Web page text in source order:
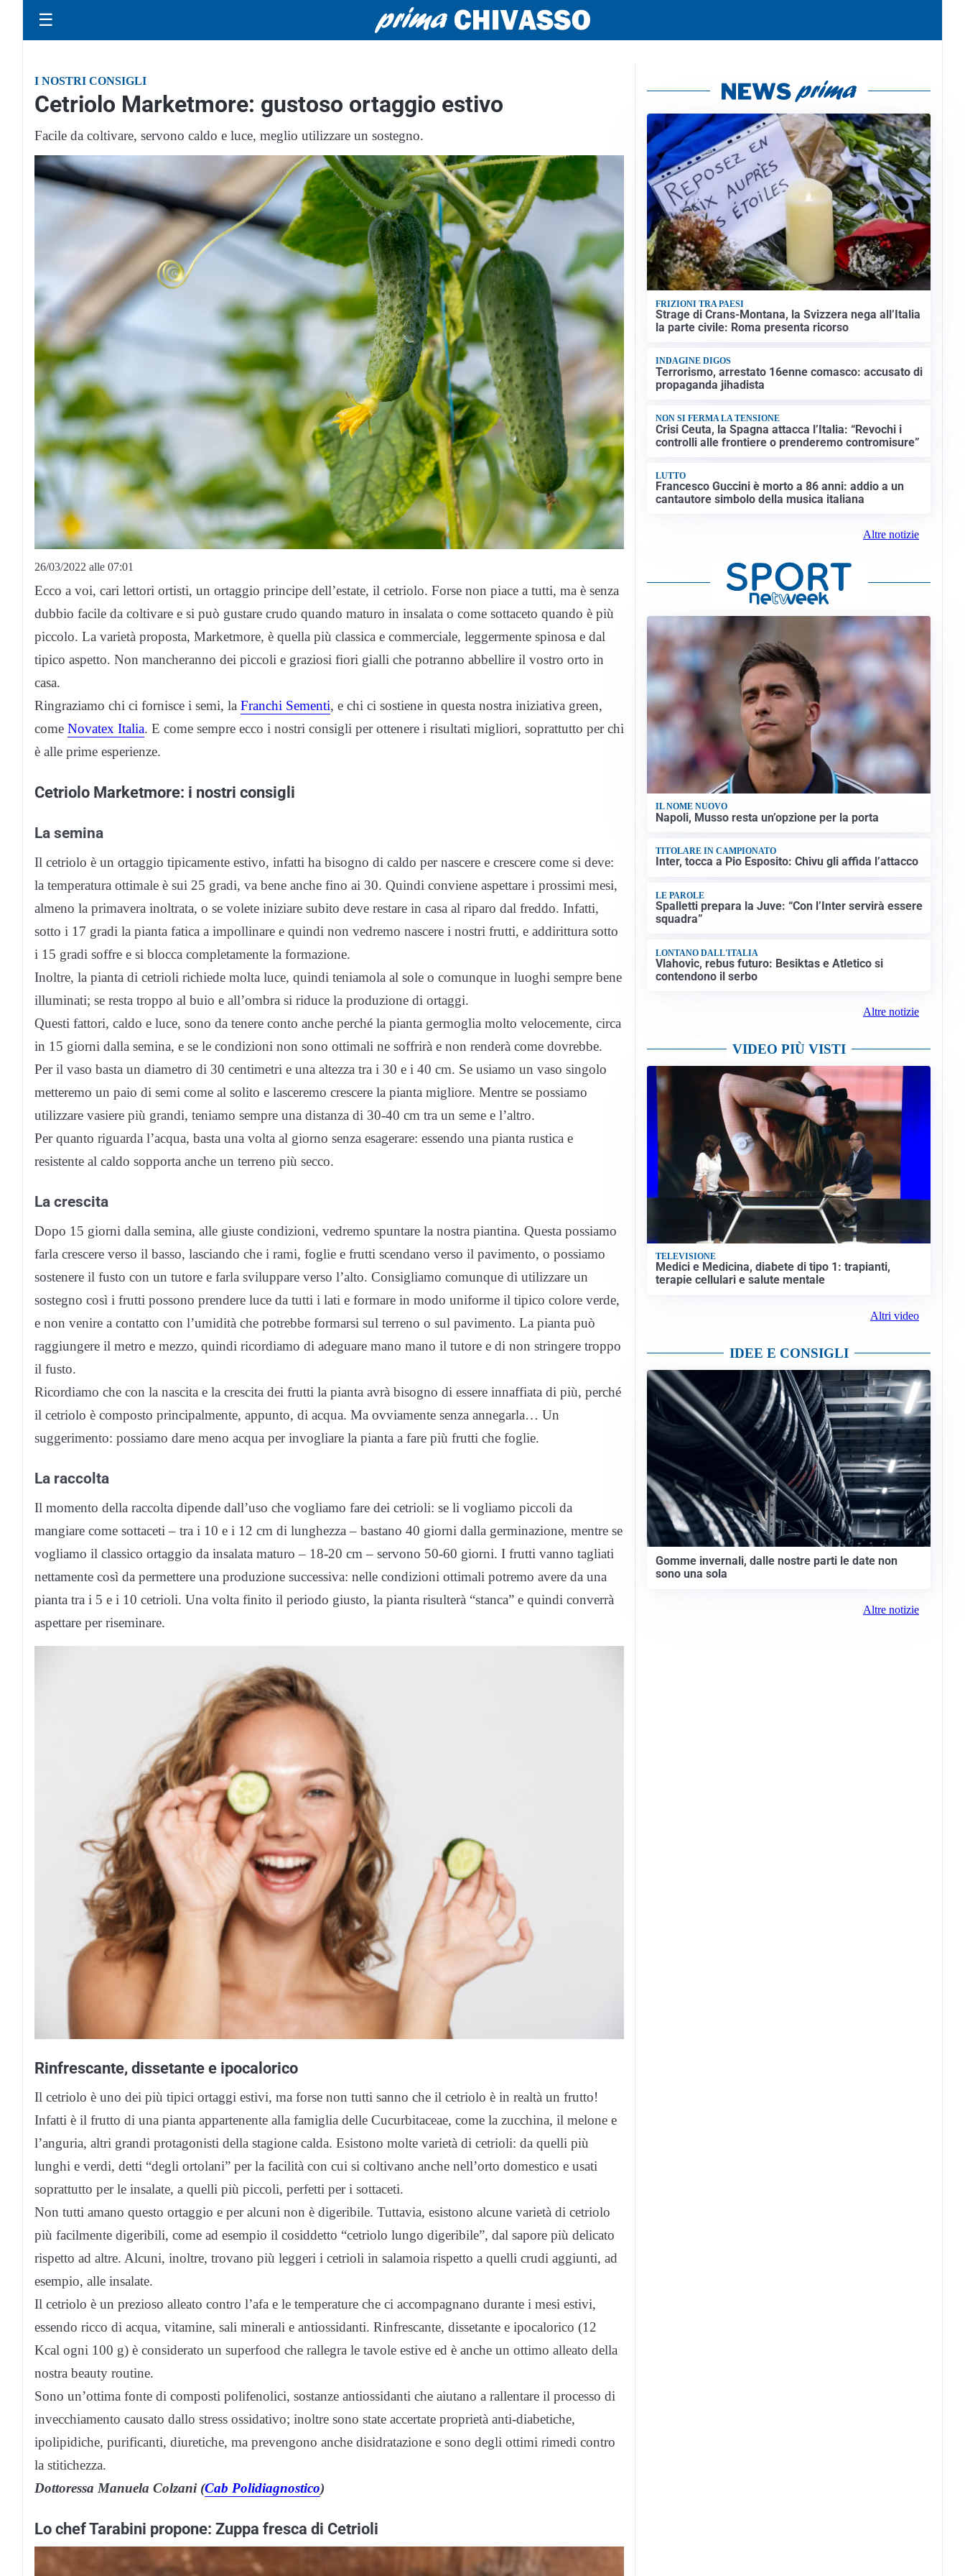
☰
I NOSTRI CONSIGLI
Cetriolo Marketmore: gustoso ortaggio estivo
Facile da coltivare, servono caldo e luce, meglio utilizzare un sostegno.
26/03/2022 alle 07:01
Ecco a voi, cari lettori ortisti, un ortaggio principe dell’estate, il cetriolo. Forse non piace a tutti, ma è senza
dubbio facile da coltivare e si può gustare crudo quando maturo in insalata o come sottaceto quando è più
piccolo. La varietà proposta, Marketmore, è quella più classica e commerciale, leggermente spinosa e dal
tipico aspetto. Non mancheranno dei piccoli e graziosi fiori gialli che potranno abbellire il vostro orto in
casa.
Ringraziamo chi ci fornisce i semi, la Franchi Sementi, e chi ci sostiene in questa nostra iniziativa green,
come Novatex Italia. E come sempre ecco i nostri consigli per ottenere i risultati migliori, soprattutto per chi
è alle prime esperienze.
Cetriolo Marketmore: i nostri consigli
La semina
Il cetriolo è un ortaggio tipicamente estivo, infatti ha bisogno di caldo per nascere e crescere come si deve:
la temperatura ottimale è sui 25 gradi, va bene anche fino ai 30. Quindi conviene aspettare i prossimi mesi,
almeno la primavera inoltrata, o se volete iniziare subito deve restare in casa al riparo dal freddo. Infatti,
sotto i 17 gradi la pianta fatica a impollinare e quindi non vedremo nascere i nostri frutti, e addirittura sotto
i 15 gradi soffre e si blocca completamente la formazione.
Inoltre, la pianta di cetrioli richiede molta luce, quindi teniamola al sole o comunque in luoghi sempre bene
illuminati; se resta troppo al buio e all’ombra si riduce la produzione di ortaggi.
Questi fattori, caldo e luce, sono da tenere conto anche perché la pianta germoglia molto velocemente, circa
in 15 giorni dalla semina, e se le condizioni non sono ottimali ne soffrirà e non renderà come dovrebbe.
Per il vaso basta un diametro di 30 centimetri e una altezza tra i 30 e i 40 cm. Se usiamo un vaso singolo
metteremo un paio di semi come al solito e lasceremo crescere la pianta migliore. Mentre se possiamo
utilizzare vasiere più grandi, teniamo sempre una distanza di 30-40 cm tra un seme e l’altro.
Per quanto riguarda l’acqua, basta una volta al giorno senza esagerare: essendo una pianta rustica e
resistente al caldo sopporta anche un terreno più secco.
La crescita
Dopo 15 giorni dalla semina, alle giuste condizioni, vedremo spuntare la nostra piantina. Questa possiamo
farla crescere verso il basso, lasciando che i rami, foglie e frutti scendano verso il pavimento, o possiamo
sostenere il fusto con un tutore e farla sviluppare verso l’alto. Consigliamo comunque di utilizzare un
sostegno così i frutti possono prendere luce da tutti i lati e formare in modo uniforme il tipico colore verde,
e non venire a contatto con l’umidità che potrebbe formarsi sul terreno o sul pavimento. La pianta può
raggiungere il metro e mezzo, quindi ricordiamo di adeguare mano mano il tutore e di non stringere troppo
il fusto.
Ricordiamo che con la nascita e la crescita dei frutti la pianta avrà bisogno di essere innaffiata di più, perché
il cetriolo è composto principalmente, appunto, di acqua. Ma ovviamente senza annegarla… Un
suggerimento: possiamo dare meno acqua per invogliare la pianta a fare più frutti che foglie.
La raccolta
Il momento della raccolta dipende dall’uso che vogliamo fare dei cetrioli: se li vogliamo piccoli da
mangiare come sottaceti – tra i 10 e i 12 cm di lunghezza – bastano 40 giorni dalla germinazione, mentre se
vogliamo il classico ortaggio da insalata maturo – 18-20 cm – servono 50-60 giorni. I frutti vanno tagliati
nettamente così da permettere una produzione successiva: nelle condizioni ottimali potremo avere da una
pianta tra i 5 e i 10 cetrioli. Una volta finito il periodo giusto, la pianta risulterà “stanca” e quindi converrà
aspettare per riseminare.
Rinfrescante, dissetante e ipocalorico
Il cetriolo è uno dei più tipici ortaggi estivi, ma forse non tutti sanno che il cetriolo è in realtà un frutto!
Infatti è il frutto di una pianta appartenente alla famiglia delle Cucurbitaceae, come la zucchina, il melone e
l’anguria, altri grandi protagonisti della stagione calda. Esistono molte varietà di cetrioli: da quelli più
lunghi e verdi, detti “degli ortolani” per la facilità con cui si coltivano anche nell’orto domestico e usati
soprattutto per le insalate, a quelli più piccoli, perfetti per i sottaceti.
Non tutti amano questo ortaggio e per alcuni non è digeribile. Tuttavia, esistono alcune varietà di cetriolo
più facilmente digeribili, come ad esempio il cosiddetto “cetriolo lungo digeribile”, dal sapore più delicato
rispetto ad altre. Alcuni, inoltre, trovano più leggeri i cetrioli in salamoia rispetto a quelli crudi aggiunti, ad
esempio, alle insalate.
Il cetriolo è un prezioso alleato contro l’afa e le temperature che ci accompagnano durante i mesi estivi,
essendo ricco di acqua, vitamine, sali minerali e antiossidanti. Rinfrescante, dissetante e ipocalorico (12
Kcal ogni 100 g) è considerato un superfood che rallegra le tavole estive ed è anche un ottimo alleato della
nostra beauty routine.
Sono un’ottima fonte di composti polifenolici, sostanze antiossidanti che aiutano a rallentare il processo di
invecchiamento causato dallo stress ossidativo; inoltre sono state accertate proprietà anti-diabetiche,
ipolipidiche, purificanti, diuretiche, ma prevengono anche disidratazione e sono degli ottimi rimedi contro
la stitichezza.
Dottoressa Manuela Colzani (Cab Polidiagnostico)
Lo chef Tarabini propone: Zuppa fresca di Cetrioli
FRIZIONI TRA PAESI
Strage di Crans-Montana, la Svizzera nega all’Italia
la parte civile: Roma presenta ricorso
INDAGINE DIGOS
Terrorismo, arrestato 16enne comasco: accusato di
propaganda jihadista
NON SI FERMA LA TENSIONE
Crisi Ceuta, la Spagna attacca l’Italia: “Revochi i
controlli alle frontiere o prenderemo contromisure”
LUTTO
Francesco Guccini è morto a 86 anni: addio a un
cantautore simbolo della musica italiana
Altre notizie
IL NOME NUOVO
Napoli, Musso resta un’opzione per la porta
TITOLARE IN CAMPIONATO
Inter, tocca a Pio Esposito: Chivu gli affida l’attacco
LE PAROLE
Spalletti prepara la Juve: “Con l’Inter servirà essere
squadra”
LONTANO DALL'ITALIA
Vlahovic, rebus futuro: Besiktas e Atletico si
contendono il serbo
Altre notizie
VIDEO PIÙ VISTI
TELEVISIONE
Medici e Medicina, diabete di tipo 1: trapianti,
terapie cellulari e salute mentale
Altri video
IDEE E CONSIGLI
Gomme invernali, dalle nostre parti le date non
sono una sola
Altre notizie